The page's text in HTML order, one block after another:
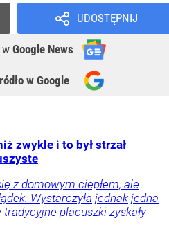
UDOSTĘPNIJ
w Google News
w Google
zwykle i to był strzał
z domowym ciepłem, ale
Wystarczyła jednak jedna
placuszki zyskały